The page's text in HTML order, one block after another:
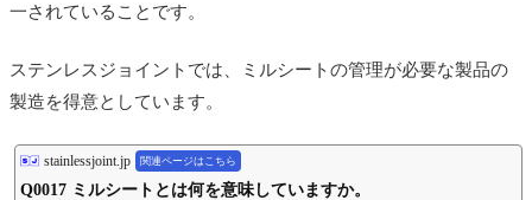
一されていることです。
ステンレスジョイントでは、ミルシートの管理が必要な製品の
製造を得意としています。
stainlessjoint.jp 関連ページはこちら
Q0017 ミルシートとは何を意味していますか。